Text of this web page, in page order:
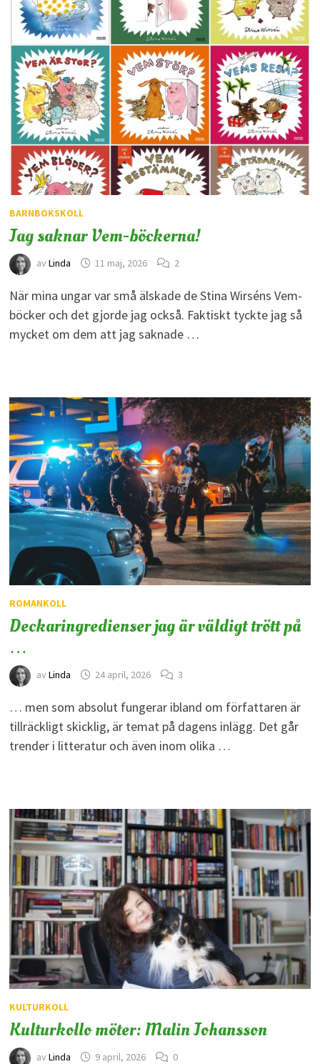
BARNBOKSKOLL
Jag saknar Vem-böckerna!
av Linda 11 maj, 2026 2
När mina ungar var små älskade de Stina Wirséns Vem-
böcker och det gjorde jag också. Faktiskt tyckte jag så
mycket om dem att jag saknade …
ROMANKOLL
Deckaringredienser jag är väldigt trött på
…
av Linda 24 april, 2026 3
… men som absolut fungerar ibland om författaren är
tillräckligt skicklig, är temat på dagens inlägg. Det går
trender i litteratur och även inom olika …
KULTURKOLL
Kulturkollo möter: Malin Johansson
av Linda 9 april, 2026 0